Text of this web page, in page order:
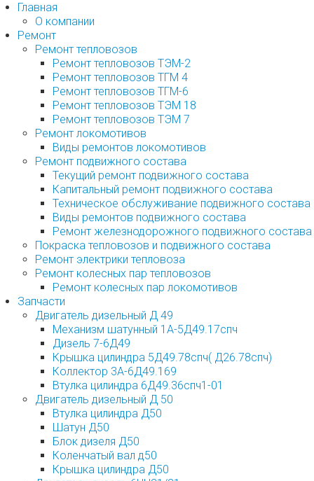
Главная
О компании
Ремонт
Ремонт тепловозов
Ремонт тепловозов ТЭМ-2
Ремонт тепловозов ТГМ 4
Ремонт тепловозов ТГМ-6
Ремонт тепловозов ТЭМ 18
Ремонт тепловозов ТЭМ 7
Ремонт локомотивов
Виды ремонтов локомотивов
Ремонт подвижного состава
Текущий ремонт подвижного состава
Капитальный ремонт подвижного состава
Техническое обслуживание подвижного состава
Виды ремонтов подвижного состава
Ремонт железнодорожного подвижного состава
Покраска тепловозов и подвижного состава
Ремонт электрики тепловоза
Ремонт колесных пар тепловозов
Ремонт колесных пар локомотивов
Запчасти
Двигатель дизельный Д 49
Механизм шатунный 1А-5Д49.17спч
Дизель 7-6Д49
Крышка цилиндра 5Д49.78спч( Д26.78спч)
Коллектор 3А-6Д49.169
Втулка цилиндра 6Д49.36спч1-01
Двигатель дизельный Д 50
Втулка цилиндра Д50
Шатун Д50
Блок дизеля Д50
Коленчатый вал д50
Крышка цилиндра Д50